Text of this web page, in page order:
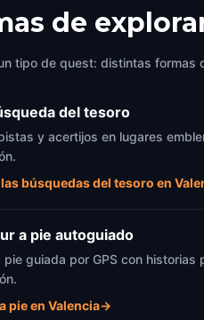
de
tipo de quest: distintas formas
del tesoro
y acertijos en lugares
búsquedas del tesoro en
a pie autoguiado
pie guiada por GPS con
pie en Valencia→